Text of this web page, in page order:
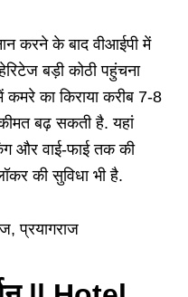
करने के बाद वीआईपी में
बड़ी कोठी पहुंचना
कमरे का किराया करीब 7-8
बढ़ सकती है. यहां
और वाई-फाई तक की
की सुविधा भी है.
प्रयागराज